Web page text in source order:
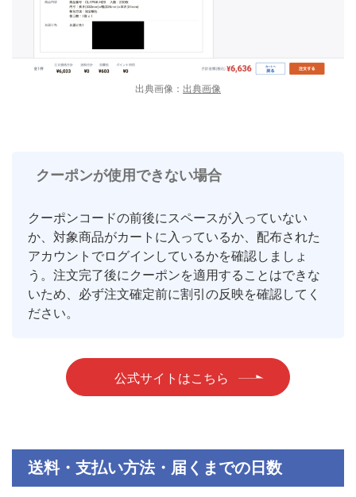
出典画像： 出典画像
クーポンが使用できない場合
クーポンコードの前後にスペースが入っていない
か、対象商品がカートに入っているか、配布された
アカウントでログインしているかを確認しましょ
う。注文完了後にクーポンを適用することはできな
いため、必ず注文確定前に割引の反映を確認してく
ださい。
公式サイトはこちら
送料・支払い方法・届くまでの日数